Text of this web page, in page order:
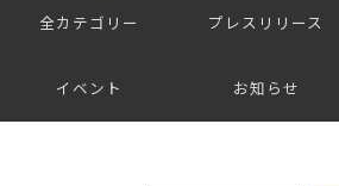
全カテゴリー プレスリリース
イベント お知らせ